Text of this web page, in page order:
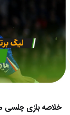
خلاصه بازی چلسی 0 – 1 نیوکسل (لیگ برتر انگلیس)